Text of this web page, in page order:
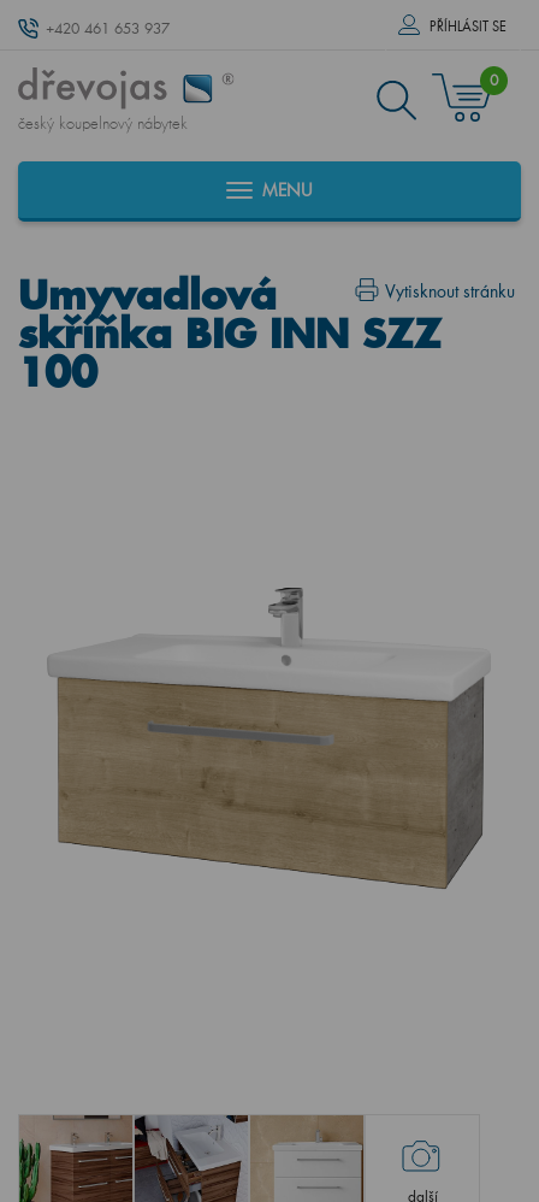
+420 461 653 937 PŘÍHLÁSIT SE
český koupelnový nábytek
0
MENU
Vytisknout stránku
Umyvadlová
skříňka BIG INN SZZ
100
další